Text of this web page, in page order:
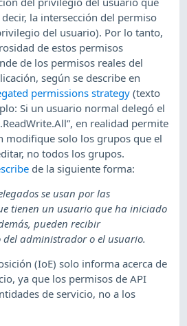
la intersección del permiso
del usuario). Por lo tanto,
de estos permisos
de los permisos reales del
según se describe en
permissions strategy (texto
Si un usuario normal delegó el
en realidad permite
modifique solo los grupos que el
no todos los grupos.
de la siguiente forma:
se usan por las
tienen un usuario que ha iniciado
pueden recibir
del administrador o el usuario.
(IoE) solo informa acerca de
ya que los permisos de API
de servicio, no a los